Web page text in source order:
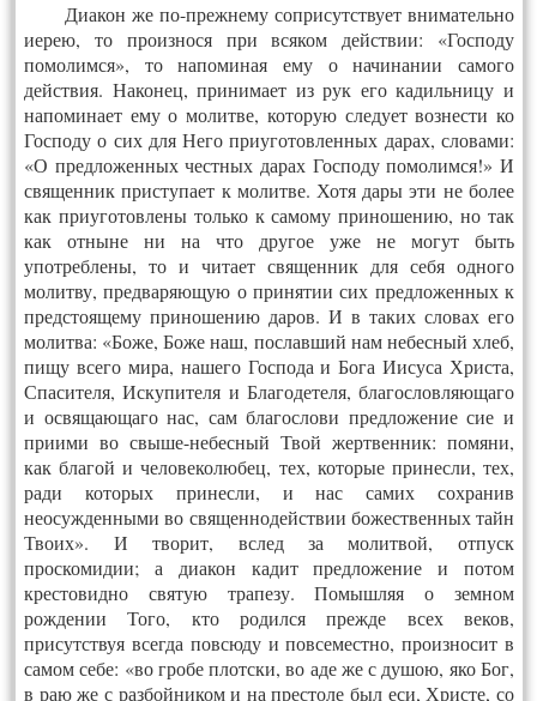
Диакон же по-прежнему соприсутствует внимательно
иерею, то произнося при всяком действии: «Господу
помолимся», то напоминая ему о начинании самого
действия. Наконец, принимает из рук его кадильницу и
напоминает ему о молитве, которую следует вознести ко
Господу о сих для Него приуготовленных дарах, словами:
«О предложенных честных дарах Господу помолимся!» И
священник приступает к молитве. Хотя дары эти не более
как приуготовлены только к самому приношению, но так
как отныне ни на что другое уже не могут быть
употреблены, то и читает священник для себя одного
молитву, предваряющую о принятии сих предложенных к
предстоящему приношению даров. И в таких словах его
молитва: «Боже, Боже наш, пославший нам небесный хлеб,
пищу всего мира, нашего Господа и Бога Иисуса Христа,
Спасителя, Искупителя и Благодетеля, благословляющаго
и освящающаго нас, сам благослови предложение сие и
приими во свыше-небесный Твой жертвенник: помяни,
как благой и человеколюбец, тех, которые принесли, тех,
ради которых принесли, и нас самих сохранив
неосужденными во священнодействии божественных тайн
Твоих». И творит, вслед за молитвой, отпуск
проскомидии; а диакон кадит предложение и потом
крестовидно святую трапезу. Помышляя о земном
рождении Того, кто родился прежде всех веков,
присутствуя всегда повсюду и повсеместно, произносит в
самом себе: «во гробе плотски, во аде же с душою, яко Бог,
в раю же с разбойником и на престоле был еси, Христе, со